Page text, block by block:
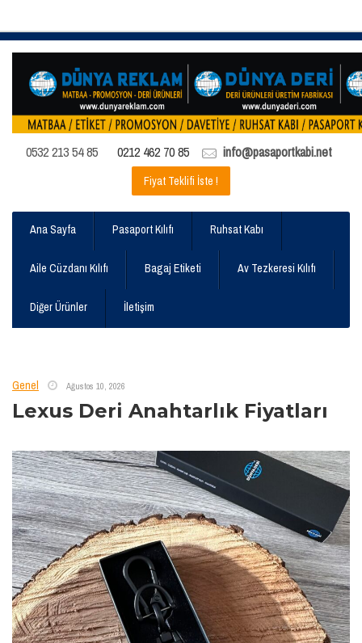
0532 213 54 85 0212 462 70 85 info@pasaportkabi.net
Fiyat Teklifi İste !
Ana Sayfa Pasaport Kılıfı Ruhsat Kabı
Aile Cüzdanı Kılıfı Bagaj Etiketi Av Tezkeresi Kılıfı
Diğer Ürünler İletişim
Genel Ağustos 10, 2026
Lexus Deri Anahtarlık Fiyatları